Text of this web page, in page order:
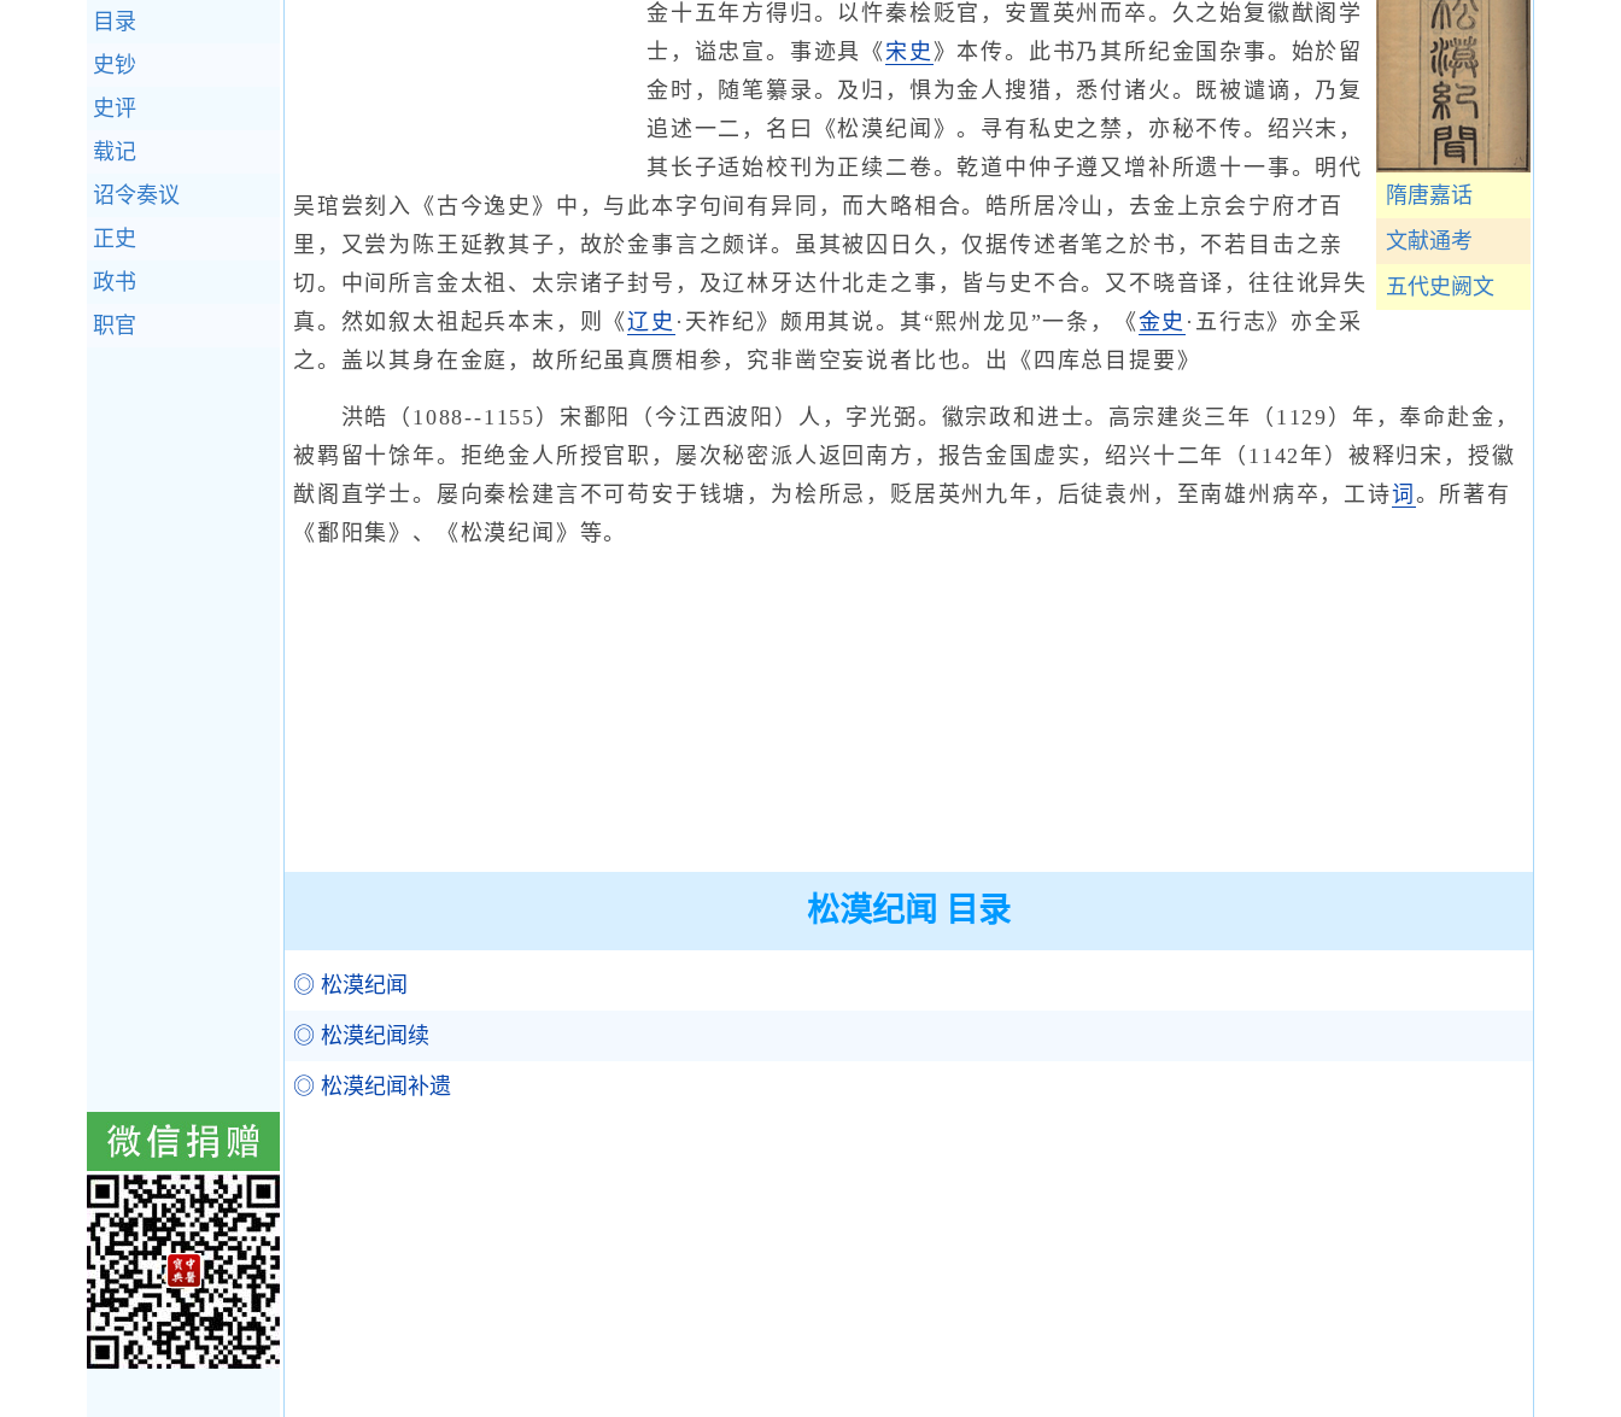
隋唐嘉话
文献通考
五代史阙文
金十五年方得归。以忤秦桧贬官，安置英州而卒。久之始复徽猷阁学
士，谥忠宣。事迹具《宋史 》本传。此书乃其所纪金国杂事。始於留
金时，随笔纂录。及归，惧为金人搜猎，悉付诸火。既被谴谪，乃复
追述一二，名曰《松漠纪闻》。寻有私史之禁，亦秘不传。绍兴末，
其长子适始校刊为正续二卷。乾道中仲子遵又增补所遗十一事。明代
吴琯尝刻入《古今逸史》中，与此本字句间有异同，而大略相合。皓所居冷山，去金上京会宁府才百
里，又尝为陈王延教其子，故於金事言之颇详。虽其被囚日久，仅据传述者笔之於书，不若目击之亲
切。中间所言金太祖、太宗诸子封号，及辽林牙达什北走之事，皆与史不合。又不晓音译，往往讹异失
真。然如叙太祖起兵本末，则《辽史 ·天祚纪》颇用其说。其“熙州龙见”一条，《金史 ·五行志》亦全采
之。盖以其身在金庭，故所纪虽真赝相参，究非凿空妄说者比也。出《四库总目提要》
洪皓（1088--1155）宋鄱阳（今江西波阳）人，字光弼。徽宗政和进士。高宗建炎三年（1129）年，奉命赴金，
被羁留十馀年。拒绝金人所授官职，屡次秘密派人返回南方，报告金国虚实，绍兴十二年（1142年）被释归宋，授徽
猷阁直学士。屡向秦桧建言不可苟安于钱塘，为桧所忌，贬居英州九年，后徒袁州，至南雄州病卒，工诗词 。所著有
《鄱阳集》、《松漠纪闻》等。
松漠纪闻 目录
◎ 松漠纪闻
◎ 松漠纪闻续
◎ 松漠纪闻补遗
目录
史钞
史评
载记
诏令奏议
正史
政书
职官